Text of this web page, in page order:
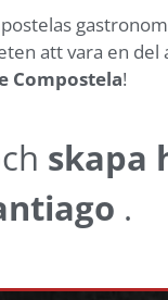
att vara en
Compostela!
skapa
.